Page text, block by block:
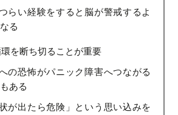
らい経験をすると脳が警戒するよ
る
を断ち切ることが重要
の恐怖がパニック障害へつながる
ある
状が出たら危険」という思い込みを